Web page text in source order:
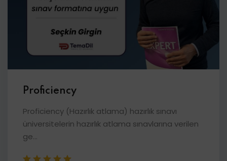
Proficiency
Proficiency (Hazırlık atlama) hazırlık sınavı
üniversitelerin hazırlık atlama sınavlarına verilen
ge...